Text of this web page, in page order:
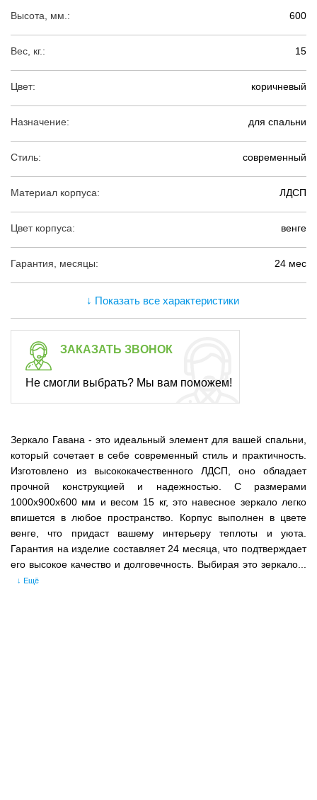
Высота, мм.: 600
Вес, кг.: 15
Цвет: коричневый
Назначение: для спальни
Стиль: современный
Материал корпуса: ЛДСП
Цвет корпуса: венге
Гарантия, месяцы: 24 мес
↓ Показать все характеристики
ЗАКАЗАТЬ ЗВОНОК
Не смогли выбрать? Мы вам поможем!
Зеркало Гавана - это идеальный элемент для вашей спальни,
который сочетает в себе современный стиль и практичность.
Изготовлено из высококачественного ЛДСП, оно обладает
прочной конструкцией и надежностью. С размерами
1000x900x600 мм и весом 15 кг, это навесное зеркало легко
впишется в любое пространство. Корпус выполнен в цвете
венге, что придаст вашему интерьеру теплоты и уюта.
Гарантия на изделие составляет 24 месяца, что подтверждает
его высокое качество и долговечность. Выбирая это зеркало...
↓ Ещё